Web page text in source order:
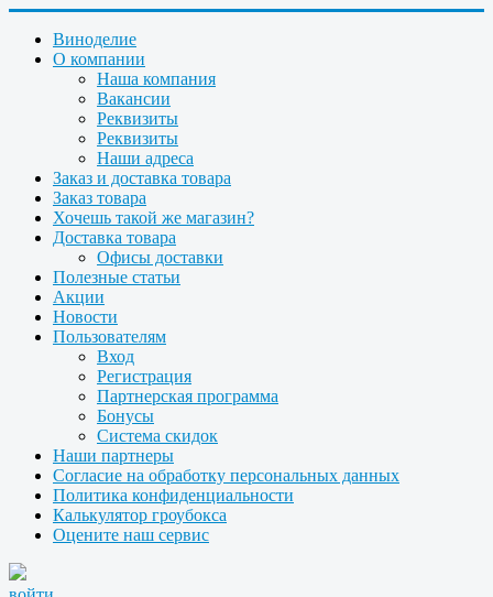
Виноделие
О компании
Наша компания
Вакансии
Реквизиты
Реквизиты
Наши адреса
Заказ и доставка товара
Заказ товара
Хочешь такой же магазин?
Доставка товара
Офисы доставки
Полезные статьи
Акции
Новости
Пользователям
Вход
Регистрация
Партнерская программа
Бонусы
Система скидок
Наши партнеры
Согласие на обработку персональных данных
Политика конфиденциальности
Калькулятор гроубокса
Оцените наш сервис